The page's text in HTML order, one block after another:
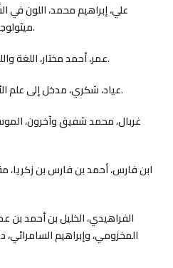
علي، إبراهيم محمد، اللون في
ميثولوجية، جروس برس، طرابلس، 2001م.
عمر، أحمد مختار، اللغة واللون، عالم الكتب، القاهرة، 1997م.
عياد، شكري، مدخل إلى علم الأسلوب، دار العلوم، بيروت، 1983م.
غربال، محمد شفيق وآخرون،
ابن فارس، أحمد بن فارس بن زكريا،
الفراهيدي، الخليل بن أحمد
المخزومي، وإبراهيم السامرائي،